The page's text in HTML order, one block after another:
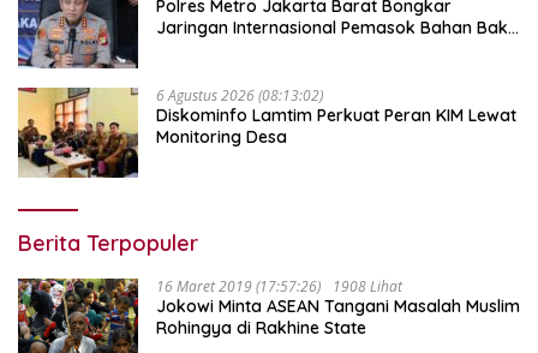
Polres Metro Jakarta Barat Bongkar
Jaringan Internasional Pemasok Bahan Baku
6 Agustus 2026 (08:13:02)
Diskominfo Lamtim Perkuat Peran KIM Lewat
Monitoring Desa
Berita Terpopuler
16 Maret 2019 (17:57:26) 1908 Lihat
Jokowi Minta ASEAN Tangani Masalah Muslim
Rohingya di Rakhine State